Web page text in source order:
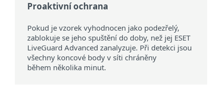
Proaktivní ochrana
Pokud je vzorek vyhodnocen jako podezřelý,
zablokuje se jeho spuštění do doby, než jej ESET
LiveGuard Advanced zanalyzuje. Při detekci jsou
všechny koncové body v síti chráněny
během několika minut.